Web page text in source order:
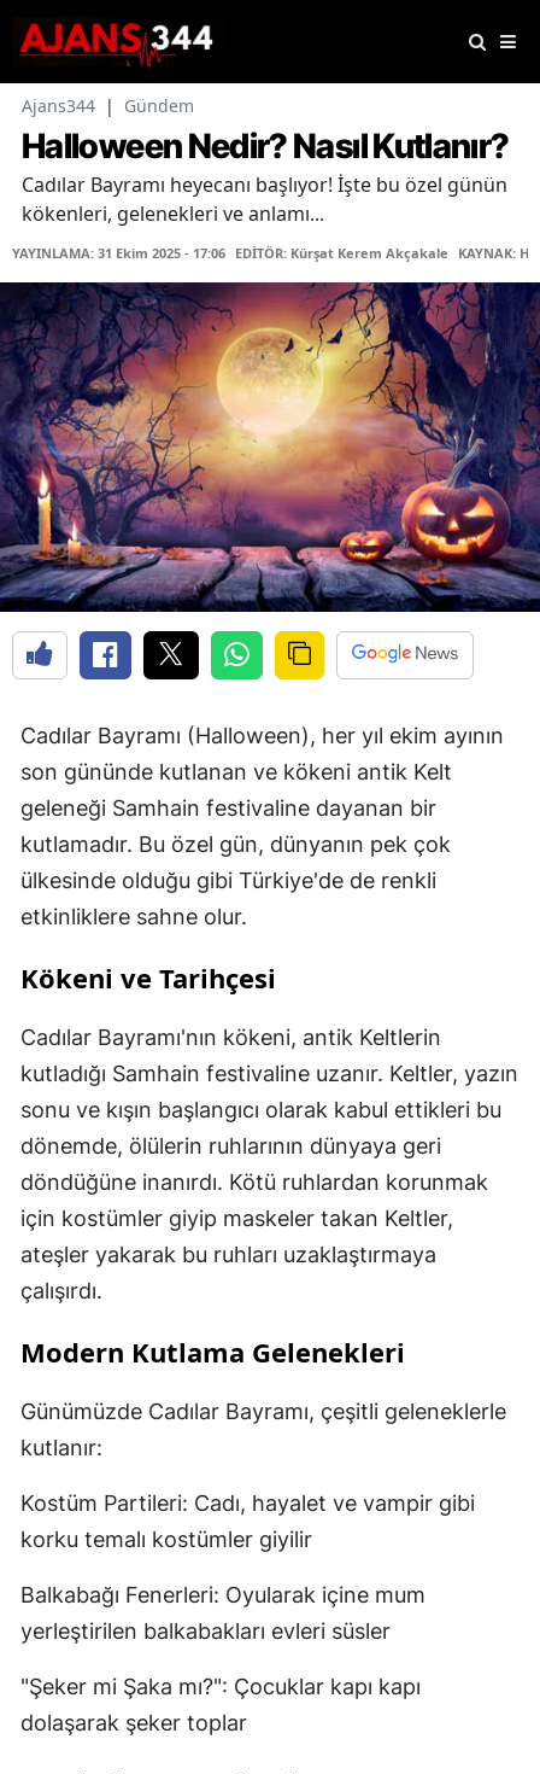
Ajans344 | Gündem
Halloween Nedir? Nasıl Kutlanır?
Cadılar Bayramı heyecanı başlıyor! İşte bu özel günün
kökenleri, gelenekleri ve anlamı...
YAYINLAMA: 31 Ekim 2025 - 17:06 EDİTÖR: Kürşat Kerem Akçakale KAYNAK:
Cadılar Bayramı (Halloween), her yıl ekim ayının
son gününde kutlanan ve kökeni antik Kelt
geleneği Samhain festivaline dayanan bir
kutlamadır. Bu özel gün, dünyanın pek çok
ülkesinde olduğu gibi Türkiye'de de renkli
etkinliklere sahne olur.
Kökeni ve Tarihçesi
Cadılar Bayramı'nın kökeni, antik Keltlerin
kutladığı Samhain festivaline uzanır. Keltler, yazın
sonu ve kışın başlangıcı olarak kabul ettikleri bu
dönemde, ölülerin ruhlarının dünyaya geri
döndüğüne inanırdı. Kötü ruhlardan korunmak
için kostümler giyip maskeler takan Keltler,
ateşler yakarak bu ruhları uzaklaştırmaya
çalışırdı.
Modern Kutlama Gelenekleri
Günümüzde Cadılar Bayramı, çeşitli geleneklerle
kutlanır:
Kostüm Partileri: Cadı, hayalet ve vampir gibi
korku temalı kostümler giyilir
Balkabağı Fenerleri: Oyularak içine mum
yerleştirilen balkabakları evleri süsler
"Şeker mi Şaka mı?": Çocuklar kapı kapı
dolaşarak şeker toplar